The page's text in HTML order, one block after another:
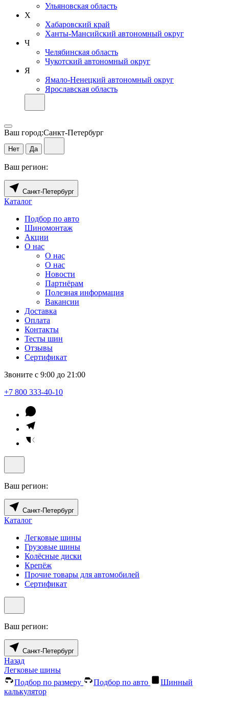
Ульяновская область
Х
Хабаровский край
Ханты-Мансийский автономный округ
Ч
Челябинская область
Чукотский автономный округ
Я
Ямало-Ненецкий автономный округ
Ярославская область
Ваш город:Санкт-Петербург
Нет Да
Ваш регион:
Санкт-Петербург
Каталог
Подбор по авто
Шиномонтаж
Акции
О нас
О нас
О нас
Новости
Партнёрам
Полезная информация
Вакансии
Доставка
Оплата
Контакты
Тесты шин
Отзывы
Сертификат
Звоните с 9:00 до 21:00
+7 800 333-40-10
Ваш регион:
Санкт-Петербург
Каталог
Легковые шины
Грузовые шины
Колёсные диски
Крепёж
Прочие товары для автомобилей
Сертификат
Ваш регион:
Санкт-Петербург
Назад
Легковые шины
Подбор по размеру
Подбор по авто
Шинный
калькулятор